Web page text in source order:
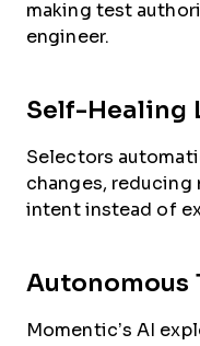
making test
engineer.
Self-Healing
Selectors
changes, reducing
intent instead of
Autonomous
Momentic’s AI